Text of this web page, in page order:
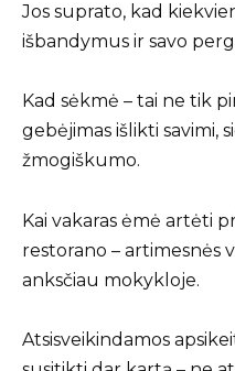
Jos suprato, kad
išbandymus ir savo
Kad sėkmė – tai ne tik
gebėjimas išlikti savimi,
žmogiškumo.
Kai vakaras ėmė artėti
restorano – artimesnės
anksčiau mokykloje.
Atsisveikindamos